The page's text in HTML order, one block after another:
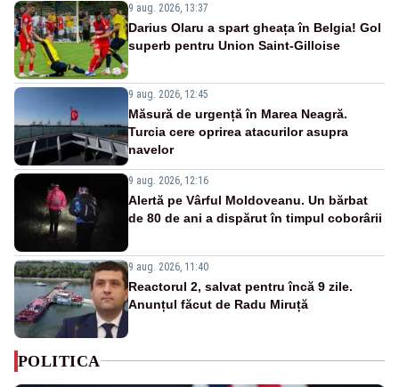
9 aug. 2026, 13:37
Darius Olaru a spart gheața în Belgia! Gol
superb pentru Union Saint-Gilloise
9 aug. 2026, 12:45
Măsură de urgență în Marea Neagră.
Turcia cere oprirea atacurilor asupra
navelor
9 aug. 2026, 12:16
Alertă pe Vârful Moldoveanu. Un bărbat
de 80 de ani a dispărut în timpul coborârii
9 aug. 2026, 11:40
Reactorul 2, salvat pentru încă 9 zile.
Anunțul făcut de Radu Miruță
POLITICA